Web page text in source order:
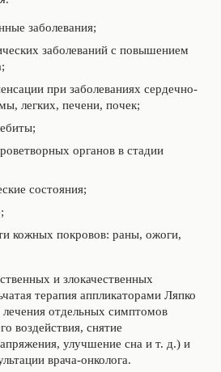
заболевания;
заболеваний с повышением
при заболеваниях сердечно-
легких, печени, почек;
органов в стадии
состояния;
кожных покровов: раны, ожоги,
и злокачественных
терапия аппликаторами Ляпко
лечения отдельных симптомов
воздействия, снятие
улучшение сна и т. д.) и
врача-онколога.